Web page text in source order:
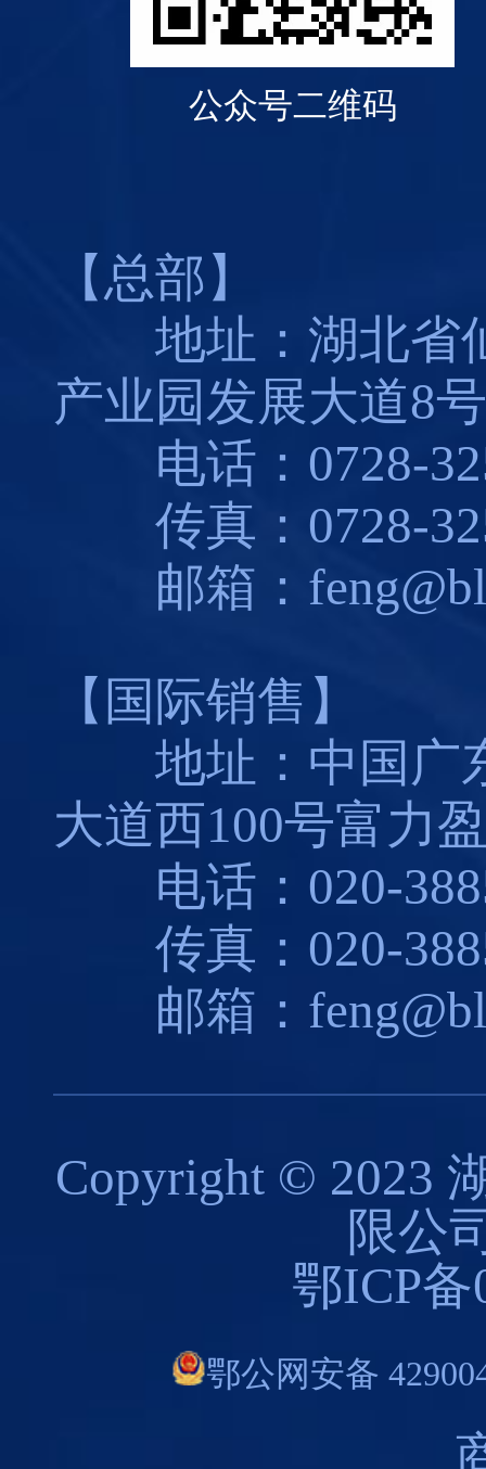
公众号二维码
【总部】
地址：湖北省
产业园发展大道8号
电话：0728-
传真：0728-
邮箱：
【国际销售】
地址：中国广
大道西100号富力
电话：020-
传真：020-
邮箱：
Copyright © 2023
限公
鄂ICP备
鄂公网安备